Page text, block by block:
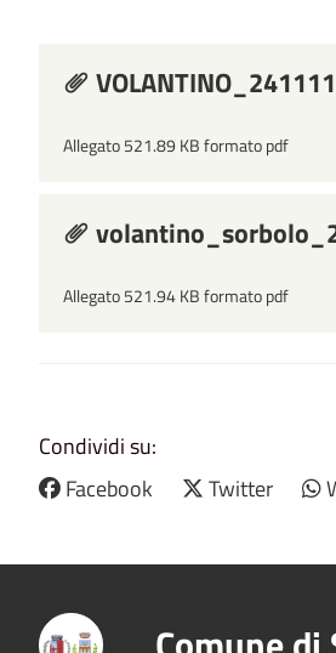
Allegato 521.89 KB formato pdf
Allegato 521.94 KB formato pdf
Condividi su:
Facebook
Twitter